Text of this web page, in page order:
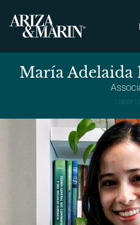
María Adelaida
Labor